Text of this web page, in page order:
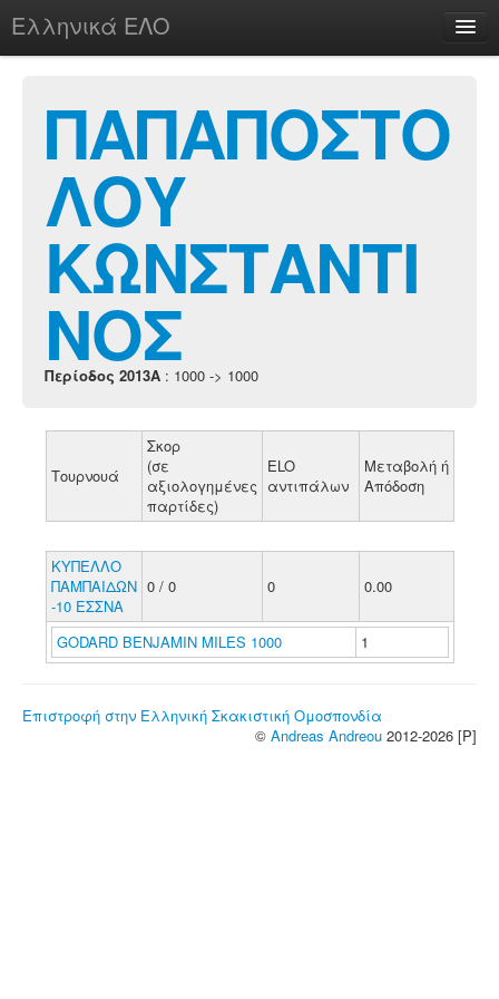
Ελληνικά ΕΛΟ
chesstu.be @ discord
Login
ΠΑΠΑΠΟΣΤΟ
ΛΟΥ
ΚΩΝΣΤΑΝΤΙ
ΝΟΣ
Περίοδος 2013A : 1000 -> 1000
Τουρνουά
Σκορ
(σε
αξιολογημένες
παρτίδες)
ELO
αντιπάλων
Μεταβολή ή
Απόδοση
ΚΥΠΕΛΛΟ
ΠΑΜΠΑΙΔΩΝ
-10 ΕΣΣΝΑ
0 / 0 0 0.00
GODARD BENJAMIN MILES 1000 1
Επιστροφή στην Ελληνική Σκακιστική Ομοσπονδία
© Andreas Andreou 2012-2026 [P]